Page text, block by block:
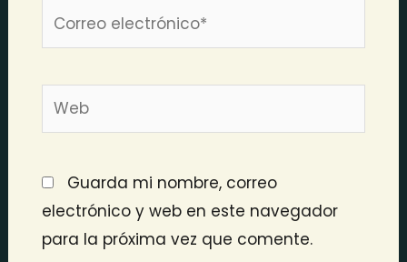
Correo
Web
Guarda mi nombre, correo
electrónico y web en este navegador
para la próxima vez que comente.